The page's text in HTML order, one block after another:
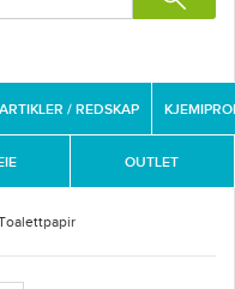
/ REDSKAP
OUTLET